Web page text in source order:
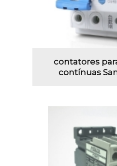
contatores
contínuas